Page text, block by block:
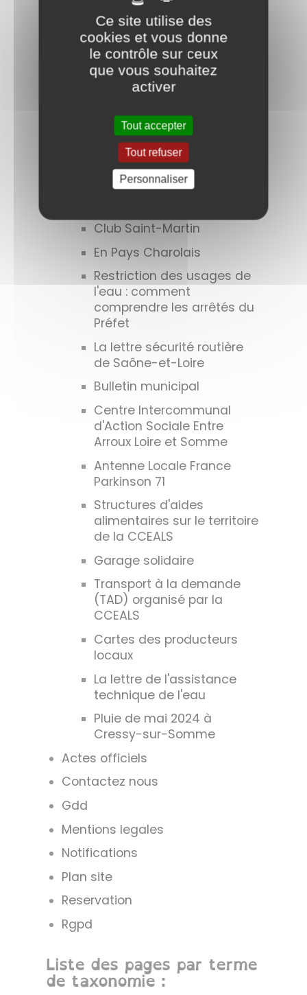
personnes âgées ou en
situation de handicap aux
aides
Animations de juin 2023 :
"La domotique : des
solutions adaptées pour
domicile"
Transport scolaire élèves
du 2nd degré
Ministère de la transition
Club Saint-Martin
En Pays Charolais
Restriction des usages de
l'eau : comment
comprendre les arrêtés du
Préfet
La lettre sécurité routière
de Saône-et-Loire
Bulletin municipal
Centre Intercommunal
d'Action Sociale Entre
Arroux Loire et Somme
Antenne Locale France
Parkinson 71
Structures d'aides
alimentaires sur le territoire
de la CCEALS
Garage solidaire
Transport à la demande
(TAD) organisé par la
CCEALS
Cartes des producteurs
locaux
La lettre de l'assistance
technique de l'eau
Pluie de mai 2024 à
Cressy-sur-Somme
Actes officiels
Contactez nous
Gdd
Mentions legales
Notifications
Plan site
Reservation
Rgpd
Liste des pages par terme
de taxonomie :
Ce site utilise des
cookies et vous donne
le contrôle sur ceux
que vous souhaitez
activer
Tout accepter
Tout refuser
Personnaliser